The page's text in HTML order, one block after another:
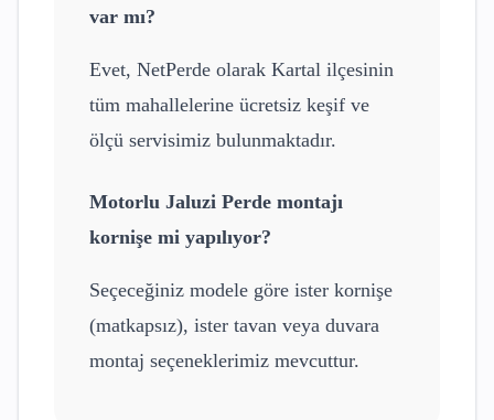
var mı?
Evet, NetPerde olarak Kartal ilçesinin
tüm mahallelerine ücretsiz keşif ve
ölçü servisimiz bulunmaktadır.
Motorlu Jaluzi Perde montajı
kornişe mi yapılıyor?
Seçeceğiniz modele göre ister kornişe
(matkapsız), ister tavan veya duvara
montaj seçeneklerimiz mevcuttur.